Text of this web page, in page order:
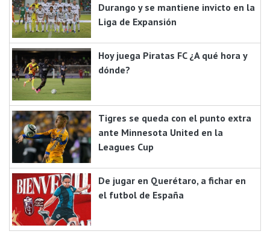
Durango y se mantiene invicto en la
Liga de Expansión
Hoy juega Piratas FC ¿A qué hora y
dónde?
Tigres se queda con el punto extra
ante Minnesota United en la
Leagues Cup
De jugar en Querétaro, a fichar en
el futbol de España